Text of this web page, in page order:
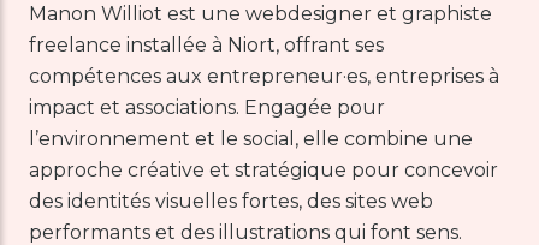
Manon Williot est une webdesigner et graphiste
freelance installée à Niort, offrant ses
compétences aux entrepreneur·es, entreprises à
impact et associations. Engagée pour
l’environnement et le social, elle combine une
approche créative et stratégique pour concevoir
des identités visuelles fortes, des sites web
performants et des illustrations qui font sens.